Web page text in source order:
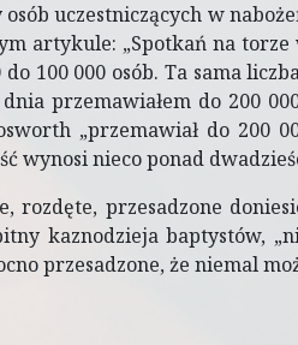
osób uczestniczących w
artykule: „Spotkań na
do 100 000 osób. Ta sama
przemawiałem do 200
„przemawiał do 200
wynosi nieco ponad
rozdęte, przesadzone
kaznodzieja baptystów,
przesadzone, że niemal